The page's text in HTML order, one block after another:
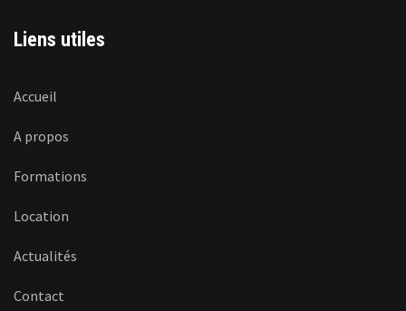
Liens utiles
Accueil
A propos
Formations
Location
Actualités
Contact